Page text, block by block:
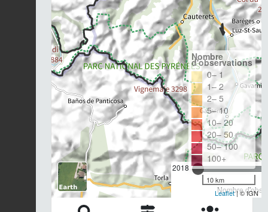
2018
Nombre
Nombre
d'observations
0– 1
1– 2
2– 5
5– 10
10– 20
20– 50
50– 100
100+
10 km
Leaflet| © IGN